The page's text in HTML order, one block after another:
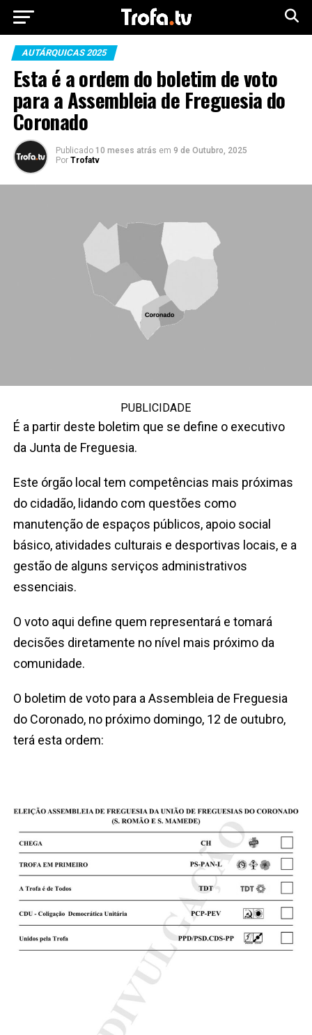
AUTÁRQUICAS 2025
Esta é a ordem do boletim de voto
para a Assembleia de Freguesia do
Coronado
Publicado 10 meses atrás em 9 de Outubro, 2025
Por Trofatv
PUBLICIDADE
É a partir deste boletim que se define o executivo
da Junta de Freguesia.
Este órgão local tem competências mais próximas
do cidadão, lidando com questões como
manutenção de espaços públicos, apoio social
básico, atividades culturais e desportivas locais, e a
gestão de alguns serviços administrativos
essenciais.
O voto aqui define quem representará e tomará
decisões diretamente no nível mais próximo da
comunidade.
O boletim de voto para a Assembleia de Freguesia
do Coronado, no próximo domingo, 12 de outubro,
terá esta ordem: